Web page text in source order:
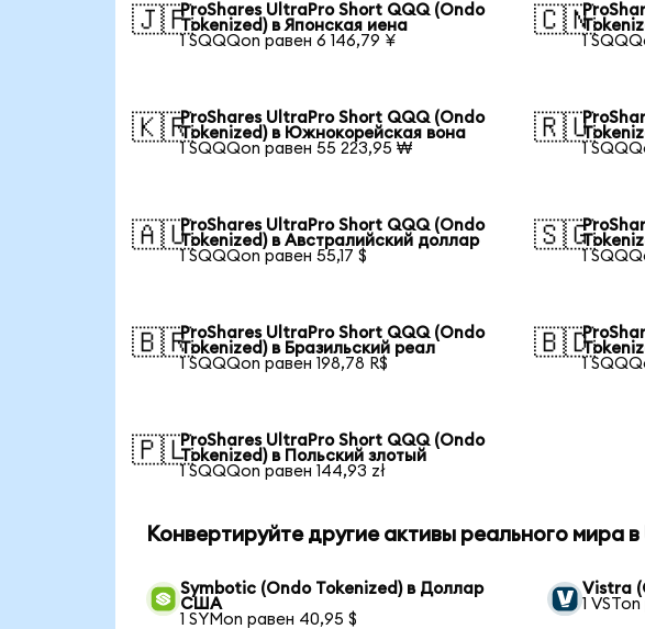
🇯🇵ProShares UltraPro Short QQQ (Ondo
Tokenized) в Японская иена
1 SQQQon равен 6 146,79 ¥
🇨🇳
1
🇰🇷ProShares UltraPro Short QQQ (Ondo
Tokenized) в Южнокорейская вона
1 SQQQon равен 55 223,95 ₩
🇷🇺
1
🇦🇺ProShares UltraPro Short QQQ (Ondo
Tokenized) в Австралийский доллар
1 SQQQon равен 55,17 $
🇸🇬
1
🇧🇷ProShares UltraPro Short QQQ (Ondo
Tokenized) в Бразильский реал
1 SQQQon равен 198,78 R$
🇧🇩
1
🇵🇱ProShares UltraPro Short QQQ (Ondo
Tokenized) в Польский злотый
1 SQQQon равен 144,93 zł
Конвертируйте другие активы реального мира в
Symbotic (Ondo Tokenized) в Доллар
США
1 SYMon равен 40,95 $
Vistra
1 VSTon